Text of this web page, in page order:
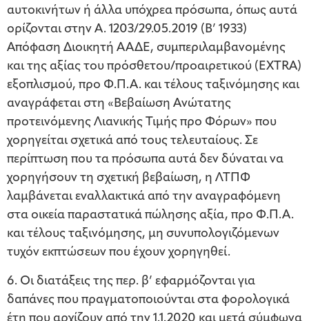
αυτοκινήτων ή άλλα υπόχρεα πρόσωπα, όπως αυτά
ορίζονται στην Α. 1203/29.05.2019 (Β’ 1933)
Απόφαση Διοικητή ΑΑΔΕ, συμπεριλαμβανομένης
και της αξίας του πρόσθετου/προαιρετικού (EXTRA)
εξοπλισμού, προ Φ.Π.Α. και τέλους ταξινόμησης και
αναγράφεται στη «Βεβαίωση Ανώτατης
προτεινόμενης Λιανικής Τιμής προ Φόρων» που
χορηγείται σχετικά από τους τελευταίους. Σε
περίπτωση που τα πρόσωπα αυτά δεν δύναται να
χορηγήσουν τη σχετική βεβαίωση, η ΛΤΠΦ
λαμβάνεται εναλλακτικά από την αναγραφόμενη
στα οικεία παραστατικά πώλησης αξία, προ Φ.Π.Α.
και τέλους ταξινόμησης, μη συνυπολογιζόμενων
τυχόν εκπτώσεων που έχουν χορηγηθεί.
6. Οι διατάξεις της περ. β’ εφαρμόζονται για
δαπάνες που πραγματοποιούνται στα φορολογικά